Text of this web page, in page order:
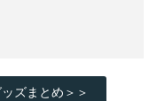
ズまとめ＞＞